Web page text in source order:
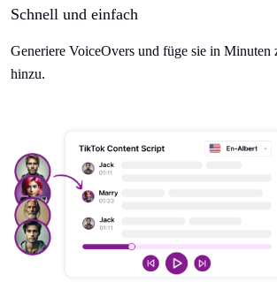
Schnell und einfach
Generiere VoiceOvers und füge sie in Minuten
hinzu.